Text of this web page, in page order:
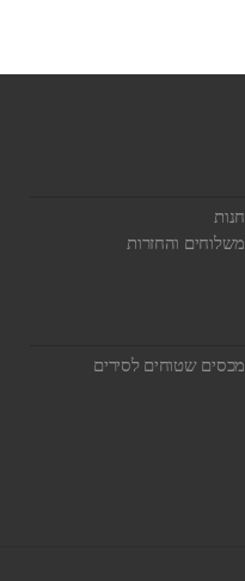
חנות
משלוחים והחזרות
מכסים שטוחים לסירים